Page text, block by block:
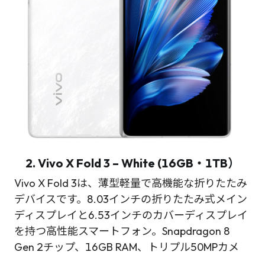
2. Vivo X Fold 3 – White (16GB・1TB）
Vivo X Fold 3は、薄型軽量で高機能な折りたたみ
デバイスです。8.03インチの折りたたみ式メイン
ディスプレイと6.53インチのカバーディスプレイ
を持つ高性能スマートフォン。Snapdragon 8
Gen 2チップ、16GB RAM、トリプル50MPカメ